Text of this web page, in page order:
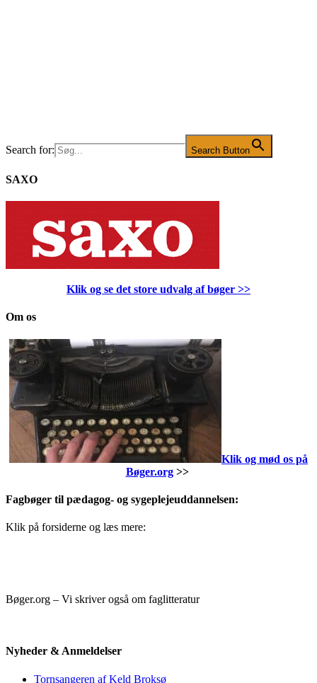
Search for: Search Button
SAXO
Klik og se det store udvalg af bøger >>
Om os
Klik og mød os på
Bøger.org>>
Fagbøger til pædagog- og sygeplejeuddannelsen:
Klik på forsiderne og læs mere:
Bøger.org – Vi skriver også om faglitteratur
Nyheder & Anmeldelser
Tornsangeren af Keld Broksø